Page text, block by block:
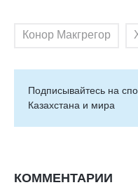
Конор Макгрегор
Подписывайтесь на
Казахстана и мира
КОММЕНТАРИИ